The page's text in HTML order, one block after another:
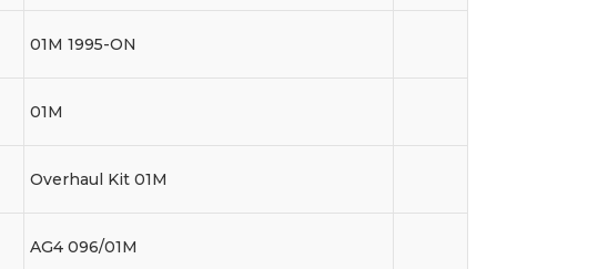
01M 1995-ON
01M
Overhaul Kit 01M
AG4 096/01M